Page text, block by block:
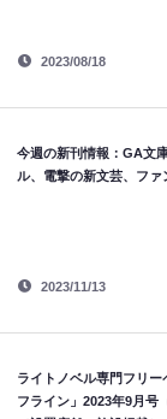
2023/08/18
今週の新刊情報：GA文
ル、電撃の新文芸、フ
2023/11/13
ライトノベル専門フリ
フライン」2023年9月号